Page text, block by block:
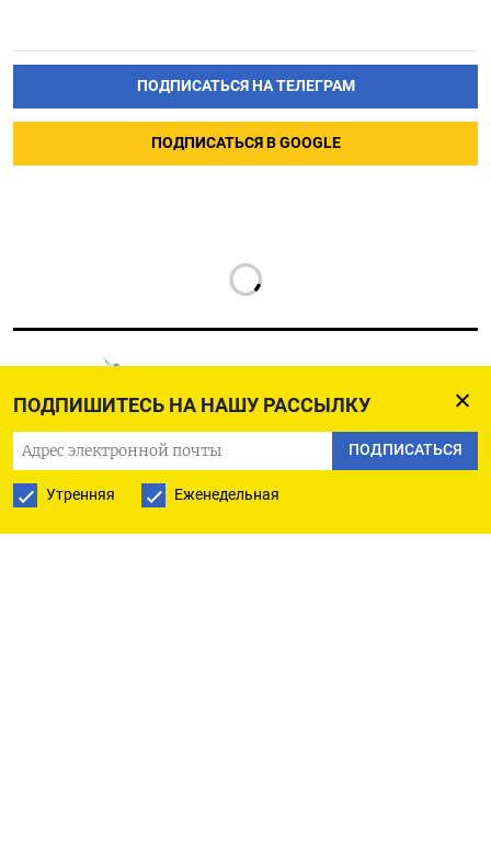
ПОДПИШИТЕСЬ НА НАШУ РАССЫЛКУ
ПОДПИСАТЬСЯ
Утренняя Еженедельная
ПОДПИСАТЬСЯ НА ТЕЛЕГРАМ
ПОДПИСАТЬСЯ В GOOGLE
ПОДПИШИТЕСЬ НА НАШУ РАССЫЛКУ